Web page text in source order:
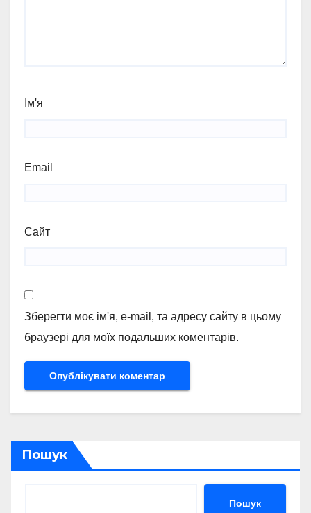
Ім'я
Email
Сайт
Зберегти моє ім'я, e-mail, та адресу сайту в цьому
браузері для моїх подальших коментарів.
Пошук
Пошук